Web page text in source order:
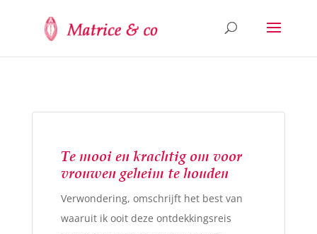
Te mooi en krachtig om voor
vrouwen geheim te houden
Verwondering, omschrijft het best van
waaruit ik ooit deze ontdekkingsreis